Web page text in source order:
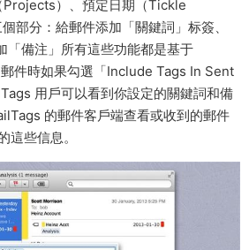
Projects）、預定日期（Tickle
部分：給郵件添加「關鍵詞」标簽、
「備注」所有這些功能都是基于
件時如果勾選「Include Tags In Sent
用戶可以看到你設定的關鍵詞和備
的郵件客戶端查看或收到的郵件
這些信息。